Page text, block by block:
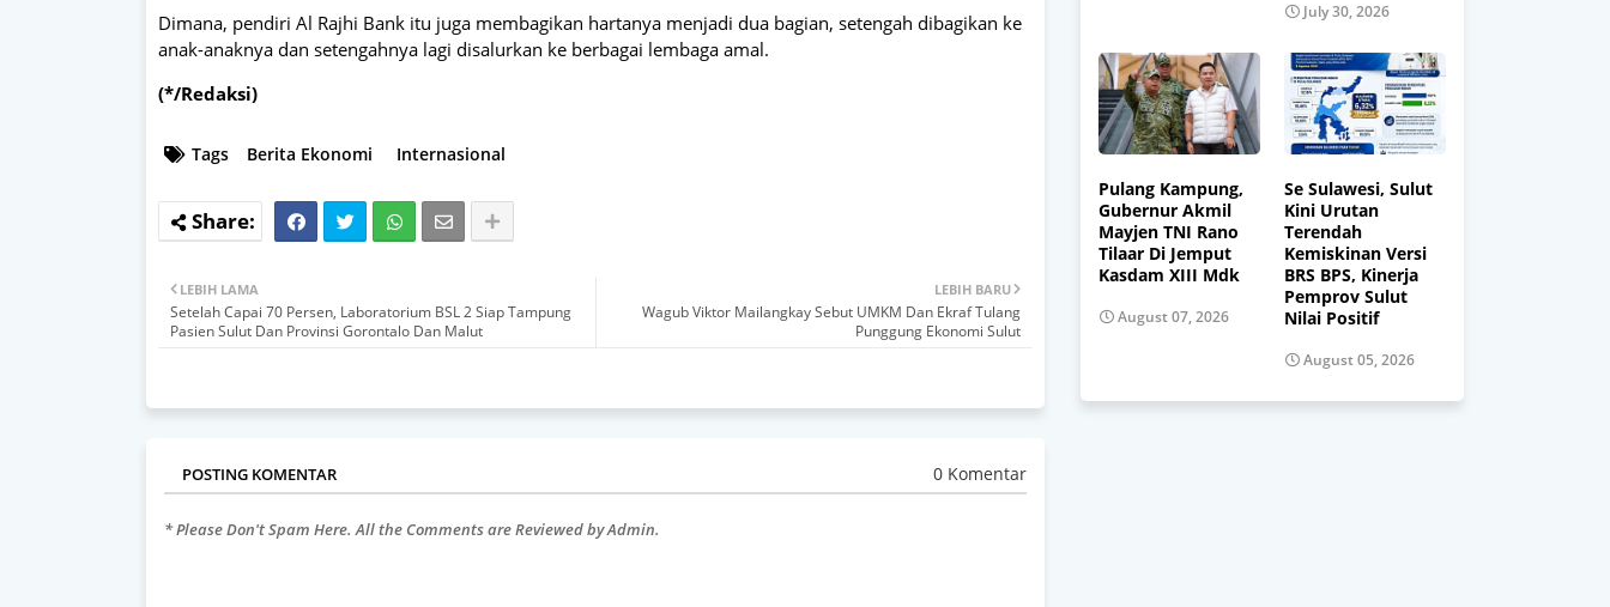
Dimana, pendiri Al Rajhi Bank itu juga membagikan hartanya menjadi dua bagian, setengah dibagikan ke
anak-anaknya dan setengahnya lagi disalurkan ke berbagai lembaga amal.
(*/Redaksi)
Tags Berita Ekonomi Internasional
LEBIH BARU
Wagub Viktor Mailangkay Sebut UMKM Dan Ekraf Tulang
Punggung Ekonomi Sulut
LEBIH LAMA
Setelah Capai 70 Persen, Laboratorium BSL 2 Siap Tampung
Pasien Sulut Dan Provinsi Gorontalo Dan Malut
POSTING KOMENTAR 0 Komentar
* Please Don't Spam Here. All the Comments are Reviewed by Admin.
July 30, 2026
Pulang Kampung,
Gubernur Akmil
Mayjen TNI Rano
Tilaar Di Jemput
Kasdam XIII Mdk
August 07, 2026
Se Sulawesi, Sulut
Kini Urutan
Terendah
Kemiskinan Versi
BRS BPS, Kinerja
Pemprov Sulut
Nilai Positif
August 05, 2026